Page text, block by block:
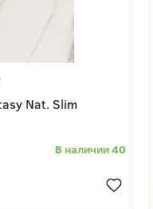
Nat. Slim
40